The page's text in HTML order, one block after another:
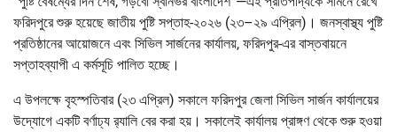
ফরিদপুরে শুরু হয়েছে জাতীয় পুষ্টি সপ্তাহ-২০২৬ (২৩–২৯ এপ্রিল)। জনস্বাস্থ্য পুষ্টি
প্রতিষ্ঠানের আয়োজনে এবং সিভিল সার্জনের কার্যালয়, ফরিদপুর-এর বাস্তবায়নে
সপ্তাহব্যাপী এ কর্মসূচি পালিত হচ্ছে।
এ উপলক্ষে বৃহস্পতিবার (২৩ এপ্রিল) সকালে ফরিদপুর জেলা সিভিল সার্জন কার্যালয়ের
উদ্যোগে একটি বর্ণাঢ্য র‌্যালি বের করা হয়। সকালেই কার্যালয় প্রাঙ্গণ থেকে শুরু হওয়া